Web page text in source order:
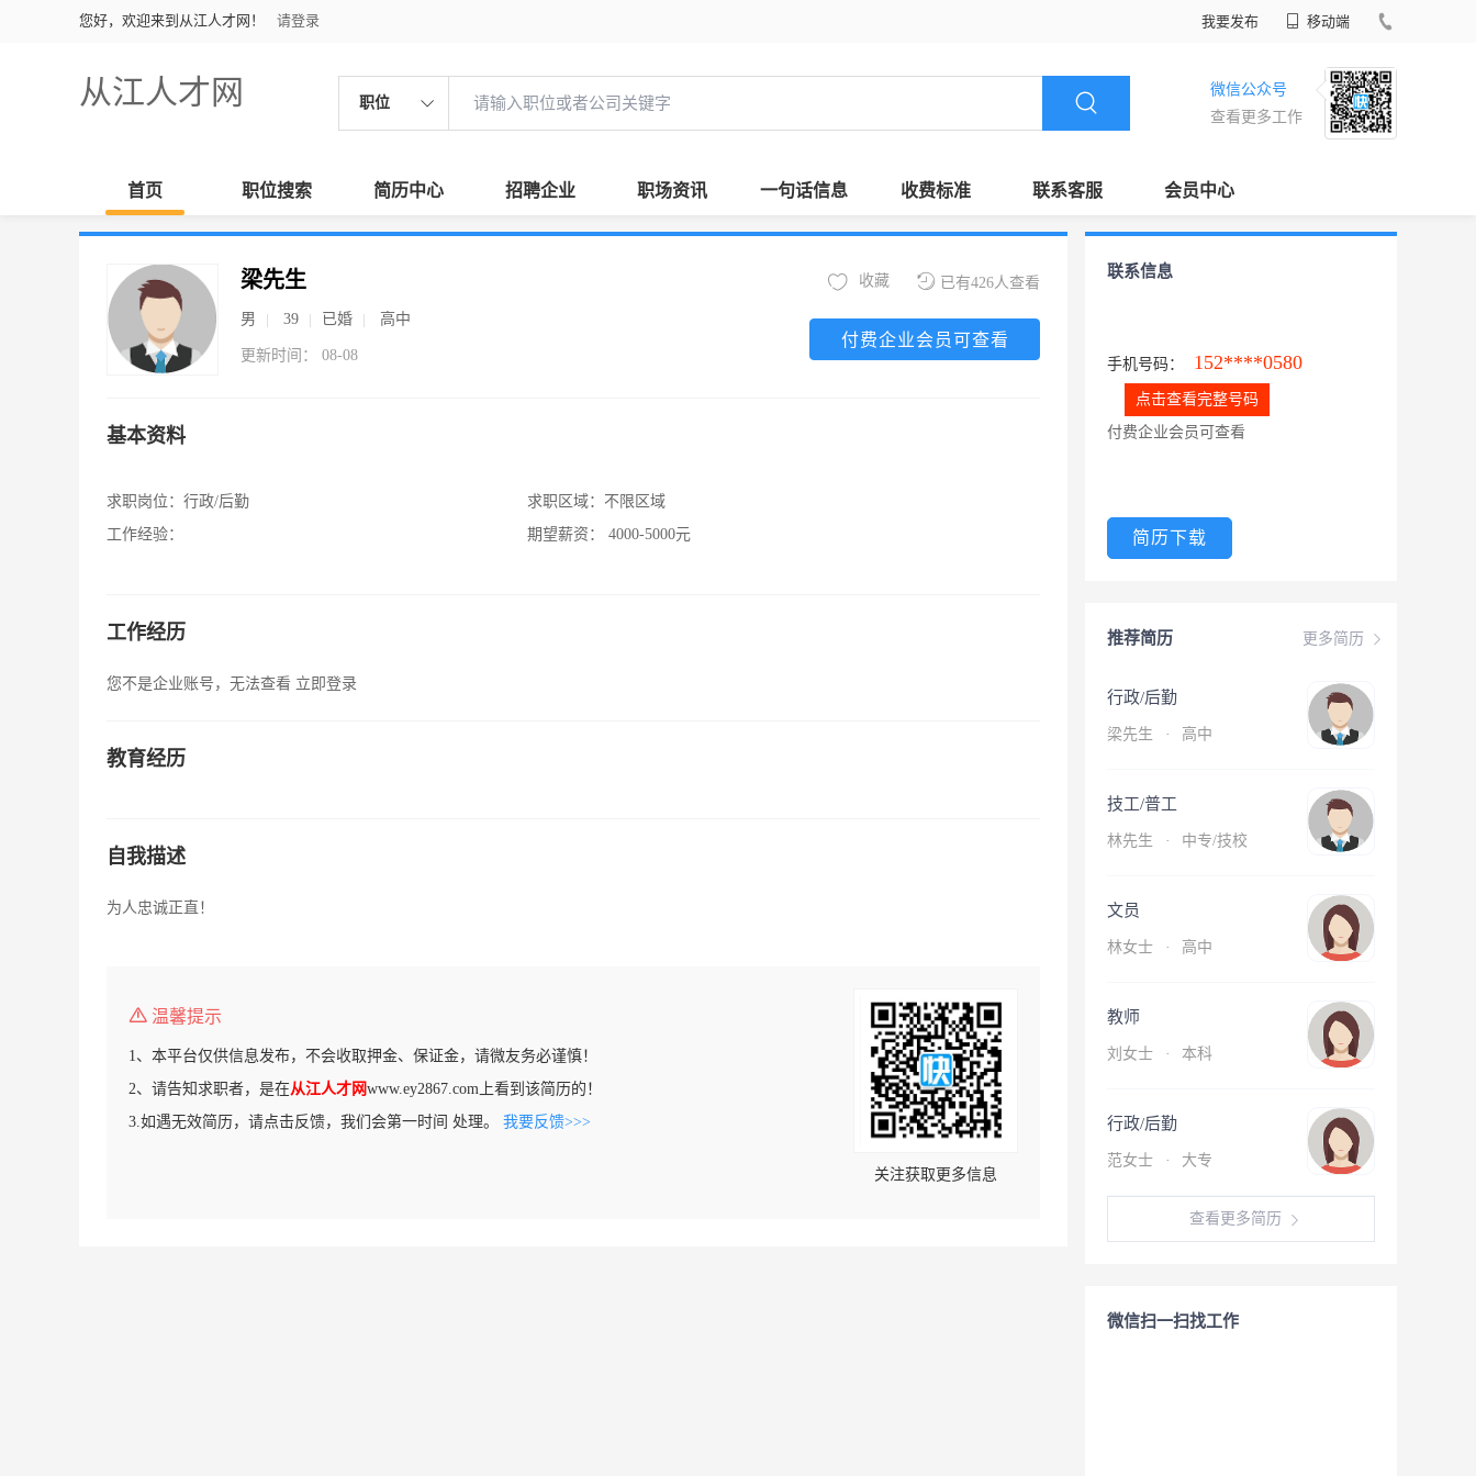
您好，欢迎来到从江人才网！ 请登录 我要发布 移动端
从江人才网 职位
微信公众号
查看更多工作
首页 职位搜索 简历中心 招聘企业 职场资讯 一句话信息 收费标准 联系客服 会员中心
梁先生
男 39 已婚 高中
更新时间： 08-08
已有426人查看
收藏
付费企业会员可查看
基本资料
求职岗位： 行政/后勤
工作经验：
求职区域： 不限区域
期望薪资：
4000-5000元
工作经历
您不是企业账号，无法查看 立即登录
教育经历
自我描述
为人忠诚正直！
温馨提示
1、本平台仅供信息发布，不会收取押金、保证金，请微友务必谨慎！
2、请告知求职者，是在从江人才网www.ey2867.com上看到该简历的！
3.如遇无效简历，请点击反馈，我们会第一时间 处理。 我要反馈>>>
关注获取更多信息
联系信息
手机号码： 152****0580
点击查看完整号码
付费企业会员可查看
简历下载
更多简历
推荐简历
行政/后勤
梁先生 · 高中
技工/普工
林先生 · 中专/技校
文员
林女士 · 高中
教师
刘女士 · 本科
行政/后勤
范女士 · 大专
查看更多简历
微信扫一扫找工作